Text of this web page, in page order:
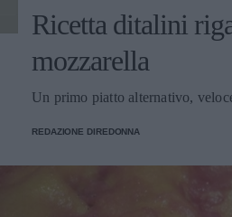
Ricetta ditalini
mozzarella
Un primo piatto alternativo,
REDAZIONE DIREDONNA